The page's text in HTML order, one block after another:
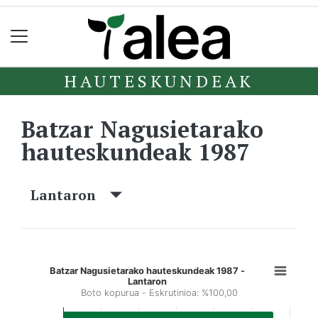
HAUTESKUNDEAK
Batzar Nagusietarako
hauteskundeak 1987
Lantaron
Batzar Nagusietarako hauteskundeak 1987 -
Lantaron
Boto kopurua - Eskrutinioa: %100,00